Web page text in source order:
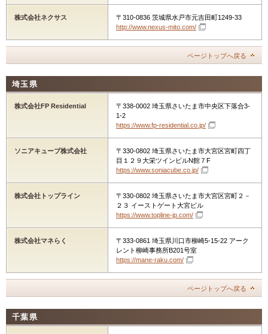
株式会社ネクサス
〒310-0836 茨城県水戸市元吉田町1249-33
http://www.nexus-mito.com/
ページトップへ戻る
埼玉県
株式会社FP Residential
〒338-0002 埼玉県さいたま市中央区下落合3-
1-2
https://www.fp-residential.co.jp/
ソニアキューブ株式会社
〒330-0802 埼玉県さいたま市大宮区宮町四丁
目１２９大栄ツインビルN館７F
https://www.soniacube.co.jp/
株式会社トップライン
〒330-0802 埼玉県さいたま市大宮区宮町２－
２３ イーストゲート大宮ビル
https://www.topline-jp.com/
株式会社マネらく
〒333-0861 埼玉県川口市柳崎5-15-22 アーク
レント柳崎事務所B201号室
https://mane-raku.com/
ページトップへ戻る
千葉県